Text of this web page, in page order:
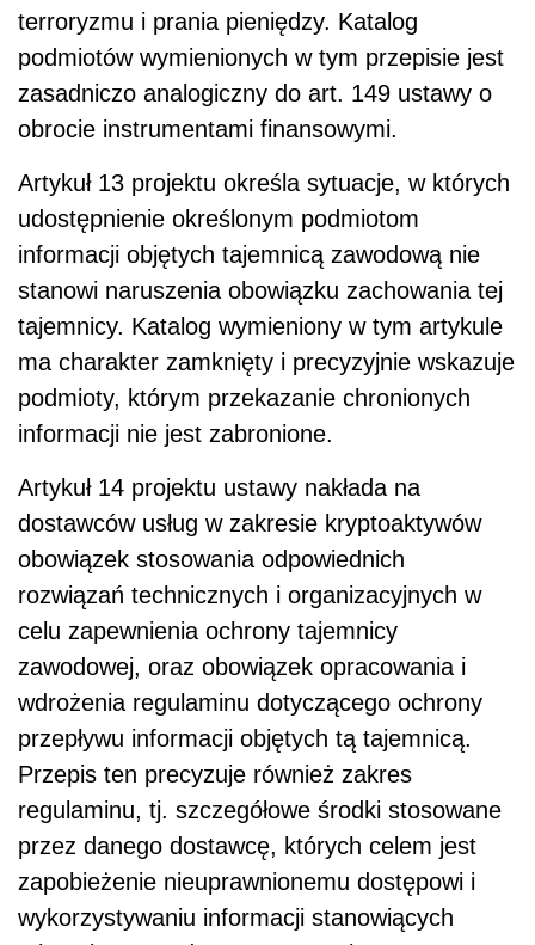
terroryzmu i prania pieniędzy. Katalog
podmiotów wymienionych w tym przepisie jest
zasadniczo analogiczny do art. 149 ustawy o
obrocie instrumentami finansowymi.
Artykuł 13 projektu określa sytuacje, w których
udostępnienie określonym podmiotom
informacji objętych tajemnicą zawodową nie
stanowi naruszenia obowiązku zachowania tej
tajemnicy. Katalog wymieniony w tym artykule
ma charakter zamknięty i precyzyjnie wskazuje
podmioty, którym przekazanie chronionych
informacji nie jest zabronione.
Artykuł 14 projektu ustawy nakłada na
dostawców usług w zakresie kryptoaktywów
obowiązek stosowania odpowiednich
rozwiązań technicznych i organizacyjnych w
celu zapewnienia ochrony tajemnicy
zawodowej, oraz obowiązek opracowania i
wdrożenia regulaminu dotyczącego ochrony
przepływu informacji objętych tą tajemnicą.
Przepis ten precyzuje również zakres
regulaminu, tj. szczegółowe środki stosowane
przez danego dostawcę, których celem jest
zapobieżenie nieuprawnionemu dostępowi i
wykorzystywaniu informacji stanowiących